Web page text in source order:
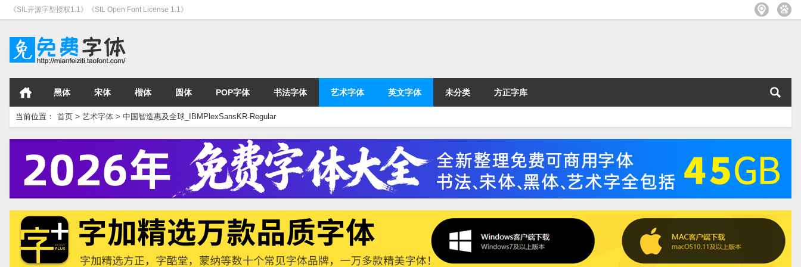
《SIL开源字型授权1.1》《SIL Open Font License 1.1》
黑体 宋体 楷体 圆体 POP字体 书法字体 艺术字体 英文字体 未分类 方正字库
当前位置： 首页 > 艺术字体 > 中国智造惠及全球_IBMPlexSansKR-Regular